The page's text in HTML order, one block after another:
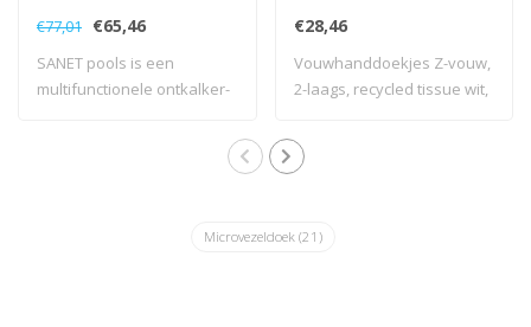
€77,01 €65,46
SANET pools is een
multifunctionele ontkalker-
recycled tissue wit,
3200 stuks
€28,46
Vouwhanddoekjes Z-vouw,
2-laags, recycled tissue wit,
Microvezeldoek (21)